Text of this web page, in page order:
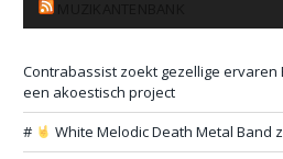
Contrabassist zoekt gezellige
een akoestisch project
#
White Melodic Death Metal Band